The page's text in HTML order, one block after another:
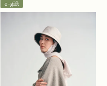
e-gift